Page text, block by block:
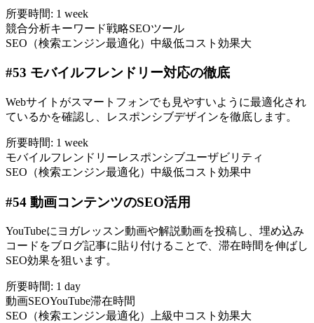
所要時間: 1 week
競合分析キーワード戦略SEOツール
SEO（検索エンジン最適化） 中級低コスト 効果大
#53 モバイルフレンドリー対応の徹底
Webサイトがスマートフォンでも見やすいように最適化され
ているかを確認し、レスポンシブデザインを徹底します。
所要時間: 1 week
モバイルフレンドリーレスポンシブユーザビリティ
SEO（検索エンジン最適化） 中級低コスト 効果中
#54 動画コンテンツのSEO活用
YouTubeにヨガレッスン動画や解説動画を投稿し、埋め込み
コードをブログ記事に貼り付けることで、滞在時間を伸ばし
SEO効果を狙います。
所要時間: 1 day
動画SEOYouTube滞在時間
SEO（検索エンジン最適化） 上級中コスト 効果大